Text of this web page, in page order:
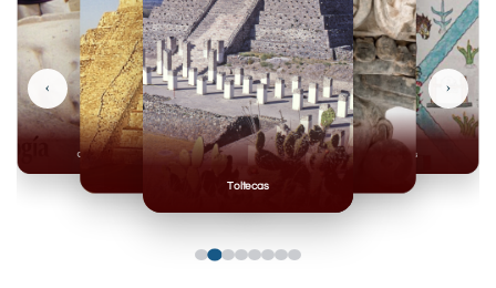
Toltecas
Mexicas
Olmecas
‹ ›